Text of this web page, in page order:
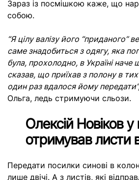
Зараз із посмішкою каже, що
собою.
“Я цілу валізу його “приданого”
саме знадобиться з одягу, яка
була, прохолодно, в Україні наче
сказав, що приїхав з полону в
один раз вдалося йому
Ольга, ледь стримуючи сльози.
Олексій Новіков у
отримував листи
Передати посилки синові в
лише двічі. А з листів, які